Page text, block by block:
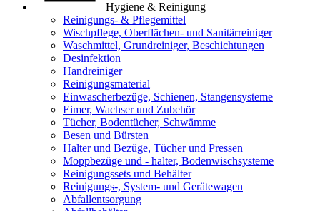
Hygiene & Reinigung
Reinigungs- & Pflegemittel
Wischpflege, Oberflächen- und Sanitärreiniger
Waschmittel, Grundreiniger, Beschichtungen
Desinfektion
Handreiniger
Reinigungsmaterial
Einwascherbezüge, Schienen, Stangensysteme
Eimer, Wachser und Zubehör
Tücher, Bodentücher, Schwämme
Besen und Bürsten
Halter und Bezüge, Tücher und Pressen
Moppbezüge und - halter, Bodenwischsysteme
Reinigungssets und Behälter
Reinigungs-, System- und Gerätewagen
Abfallentsorgung